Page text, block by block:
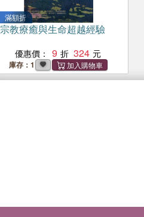
滿額折
宗教療癒與生命超越經驗
優惠價： 9 324
庫存：1